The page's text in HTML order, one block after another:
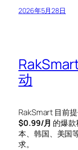
2026年5月28日
动
RakSmart 目前
$0.99/月 的爆
本、韩国、美国
求。